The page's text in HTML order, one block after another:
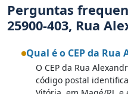
Perguntas
25900-403, Rua
Qual é o CEP da Rua
O CEP da Rua
código postal